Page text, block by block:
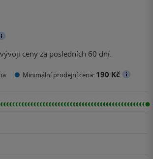
ceny za posledních 60 dní.
Minimální prodejní cena: 190 Kč